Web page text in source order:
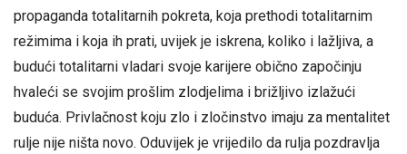
propaganda totalitarnih pokreta, koja prethodi totalitarnim
režimima i koja ih prati, uvijek je iskrena, koliko i lažljiva, a
budući totalitarni vladari svoje karijere obično započinju
hvaleći se svojim prošlim zlodjelima i brižljivo izlažući
buduća. Privlačnost koju zlo i zločinstvo imaju za mentalitet
rulje nije ništa novo. Oduvijek je vrijedilo da rulja pozdravlja